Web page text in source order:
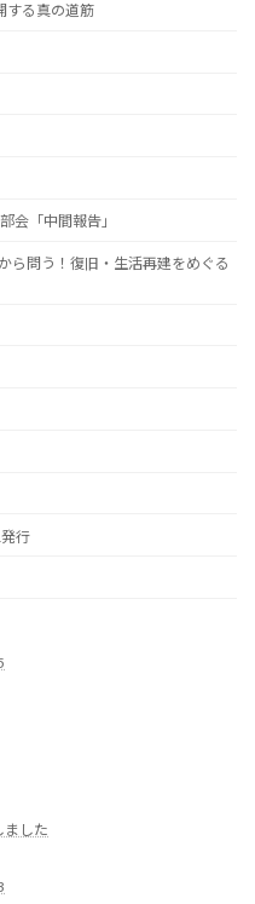
する真の道筋
会「中間報告」
問う！復旧・生活再建をめぐる
行
した